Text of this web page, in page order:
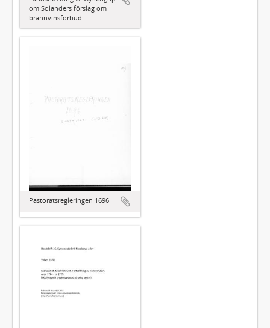
om Solanders förslag om
brännvinsförbud
Pastoratsregleringen 1696